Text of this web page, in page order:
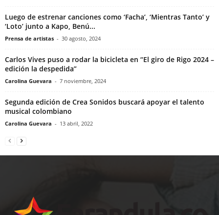
Luego de estrenar canciones como ‘Facha’, ‘Mientras Tanto’ y
‘Loto’ junto a Kapo, Benú...
Prensa de artistas - 30 agosto, 2024
Carlos Vives puso a rodar la bicicleta en “El giro de Rigo 2024 –
edición la despedida”
Carolina Guevara - 7 noviembre, 2024
Segunda edición de Crea Sonidos buscará apoyar el talento
musical colombiano
Carolina Guevara - 13 abril, 2022